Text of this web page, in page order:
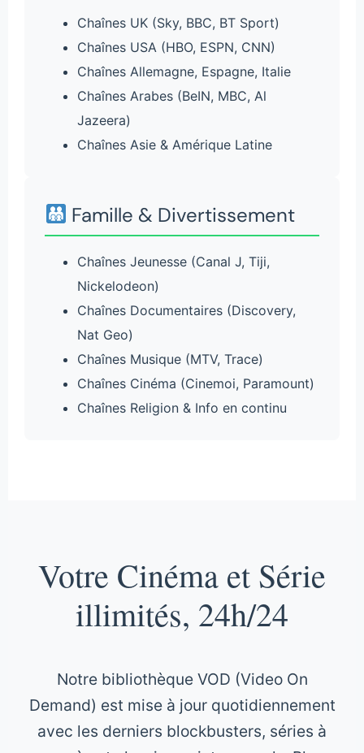
Chaînes UK (Sky, BBC, BT Sport)
Chaînes USA (HBO, ESPN, CNN)
Chaînes Allemagne, Espagne, Italie
Chaînes Arabes (BeIN, MBC, Al
Jazeera)
Chaînes Asie & Amérique Latine
Famille & Divertissement
Chaînes Jeunesse (Canal J, Tiji,
Nickelodeon)
Chaînes Documentaires (Discovery,
Nat Geo)
Chaînes Musique (MTV, Trace)
Chaînes Cinéma (Cinemoi, Paramount)
Chaînes Religion & Info en continu
Votre Cinéma et Série
illimités, 24h/24
Notre bibliothèque VOD (Video On
Demand) est mise à jour quotidiennement
avec les derniers blockbusters, séries à